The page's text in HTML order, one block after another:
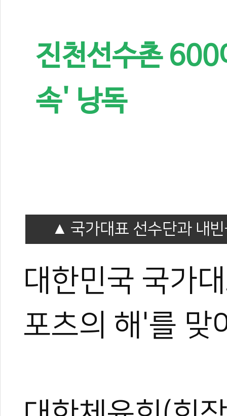
진천선수촌
속' 낭독
국가대표 선수단과 내
대한민국 국가
포츠의 해'를 맞